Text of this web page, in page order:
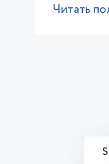
Читать